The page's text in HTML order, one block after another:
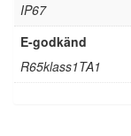
IP67
E-godkänd
R65klass1TA1